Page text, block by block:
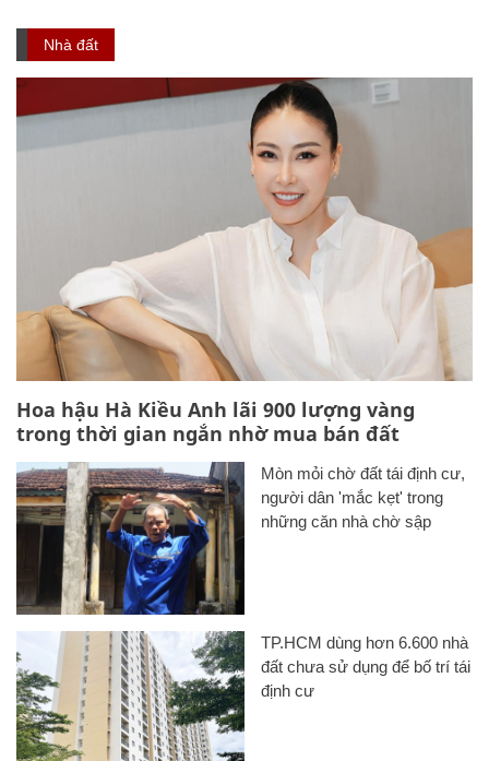
Nhà đất
Hoa hậu Hà Kiều Anh lãi 900 lượng vàng
trong thời gian ngắn nhờ mua bán đất
Mòn mỏi chờ đất tái định cư,
người dân 'mắc kẹt' trong
những căn nhà chờ sập
TP.HCM dùng hơn 6.600 nhà
đất chưa sử dụng để bố trí tái
định cư